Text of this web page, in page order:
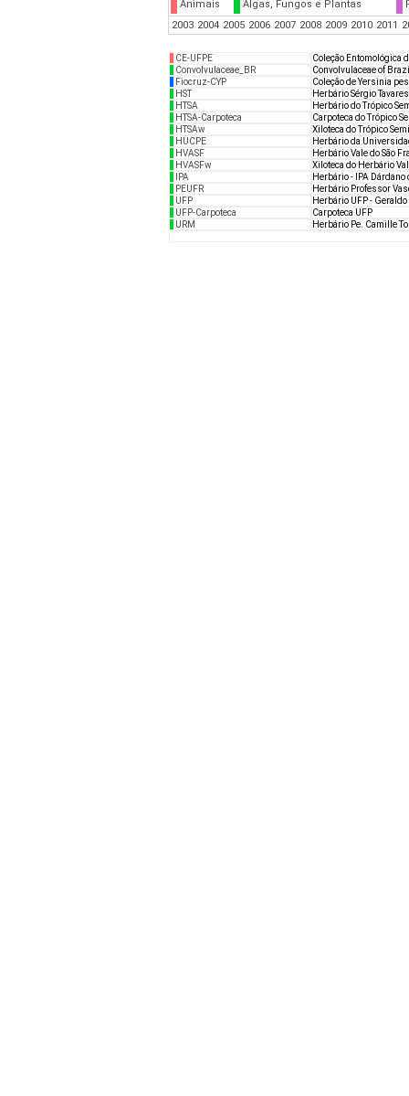
Animais Algas, Fungos e Plantas
2003 2004 2005 2006 2007 2008 2009 2010 2011
CE-UFPE
Coleção Entomológica
Convolvulaceae_BR
Convolvulaceae of
Fiocruz-CYP
Coleção de Yersinia
HST
Herbário Sérgio Tavares
HTSA
Herbário do Trópico
HTSA-Carpoteca
Carpoteca do Trópico
HTSAw
Xiloteca do Trópico
HUCPE
Herbário da
HVASF
Herbário Vale do São
HVASFw
Xiloteca do Herbário
IPA
Herbário - IPA
PEUFR
Herbário Professor
UFP
Herbário UFP -
UFP-Carpoteca
Carpoteca UFP
URM
Herbário Pe. Camille